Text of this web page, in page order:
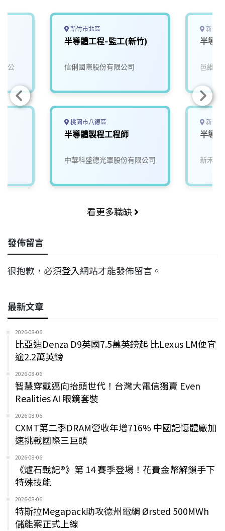
公
新竹市北區
半導體工程-監工(新竹)
信俐國際股份有限公司
桃園市八德區
半導體製程工程師
中華科盛德光罩股份有限公司
新竹
半導
邑維科
新竹
半導
新禾應
看更多職缺
發佈留言
很抱歉，必須登入網站才能發佈留言。
最新文章
2026-08-06
比亞迪Denza D9英國7.5萬英鎊起 比Lexus LM便宜
逾2.2萬英鎊
2026-08-06
智慧穿戴邁向抬頭世代！台灣大電信獨賣 Even
Realities AI 眼鏡套裝
2026-08-06
CXMT第二季DRAM營收年增716% 中國記憶體廠加
速挑戰國際三巨頭
2026-08-06
《爐石戰記®》第 14 賽季登場！花費金幣解鎖手下
特殊技能
2026-08-06
特斯拉Megapack助攻德州電網 Ørsted 500MWh
儲能案正式上線